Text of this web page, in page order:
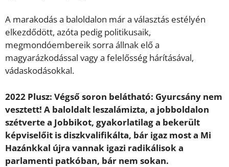
A marakodás a baloldalon már a választás estélyén
elkezdődött, azóta pedig politikusaik,
megmondóembereik sorra állnak elő a
magyarázkodással vagy a felelősség hárításával,
vádaskodásokkal.
2022 Plusz: Végső soron belátható: Gyurcsány nem
vesztett! A baloldalt leszalámizta, a jobboldalon
szétverte a Jobbikot, gyakorlatilag a bekerült
képviselőit is diszkvalifikálta, bár igaz most a Mi
Hazánkkal újra vannak igazi radikálisok a
parlamenti patkóban, bár nem sokan.